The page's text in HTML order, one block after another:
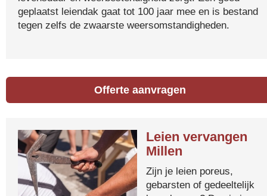
geplaatst leiendak gaat tot 100 jaar mee en is bestand
tegen zelfs de zwaarste weersomstandigheden.
Offerte aanvragen
Leien vervangen
Millen
Zijn je leien poreus,
gebarsten of gedeeltelijk